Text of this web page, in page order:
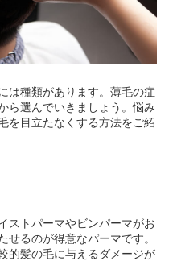
は種類があります。薄毛の症
ら選んでいきましょう。悩み
を目立たなくする方法をご紹
ストパーマやビンパーマがお
るのが得意なパーマです。
的髪の毛に与えるダメージが